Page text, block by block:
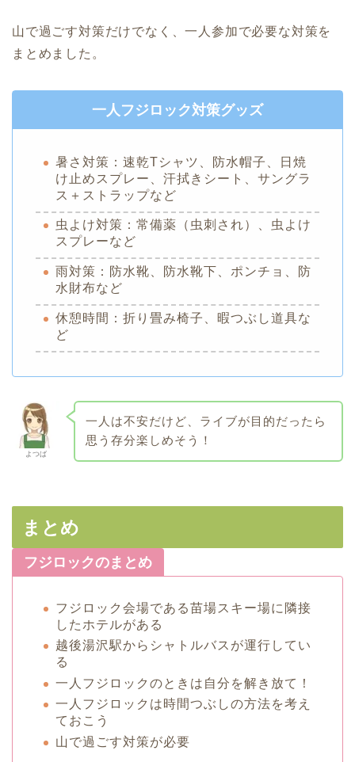
山で過ごす対策だけでなく、一人参加で必要な対策を
まとめました。
一人フジロック対策グッズ
暑さ対策：速乾Tシャツ、防水帽子、日焼
け止めスプレー、汗拭きシート、サングラ
ス＋ストラップなど
虫よけ対策：常備薬（虫刺され）、虫よけ
スプレーなど
雨対策：防水靴、防水靴下、ポンチョ、防
水財布など
休憩時間：折り畳み椅子、暇つぶし道具な
ど
よつば
一人は不安だけど、ライブが目的だったら
思う存分楽しめそう！
まとめ
フジロックのまとめ
フジロック会場である苗場スキー場に隣接
したホテルがある
越後湯沢駅からシャトルバスが運行してい
る
一人フジロックのときは自分を解き放て！
一人フジロックは時間つぶしの方法を考え
ておこう
山で過ごす対策が必要